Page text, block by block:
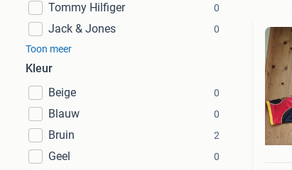
Tommy Hilfiger 0
Jack & Jones
0
Toon meer
Kleur
Beige
0
Blauw 0
Bruin 2
Geel 0